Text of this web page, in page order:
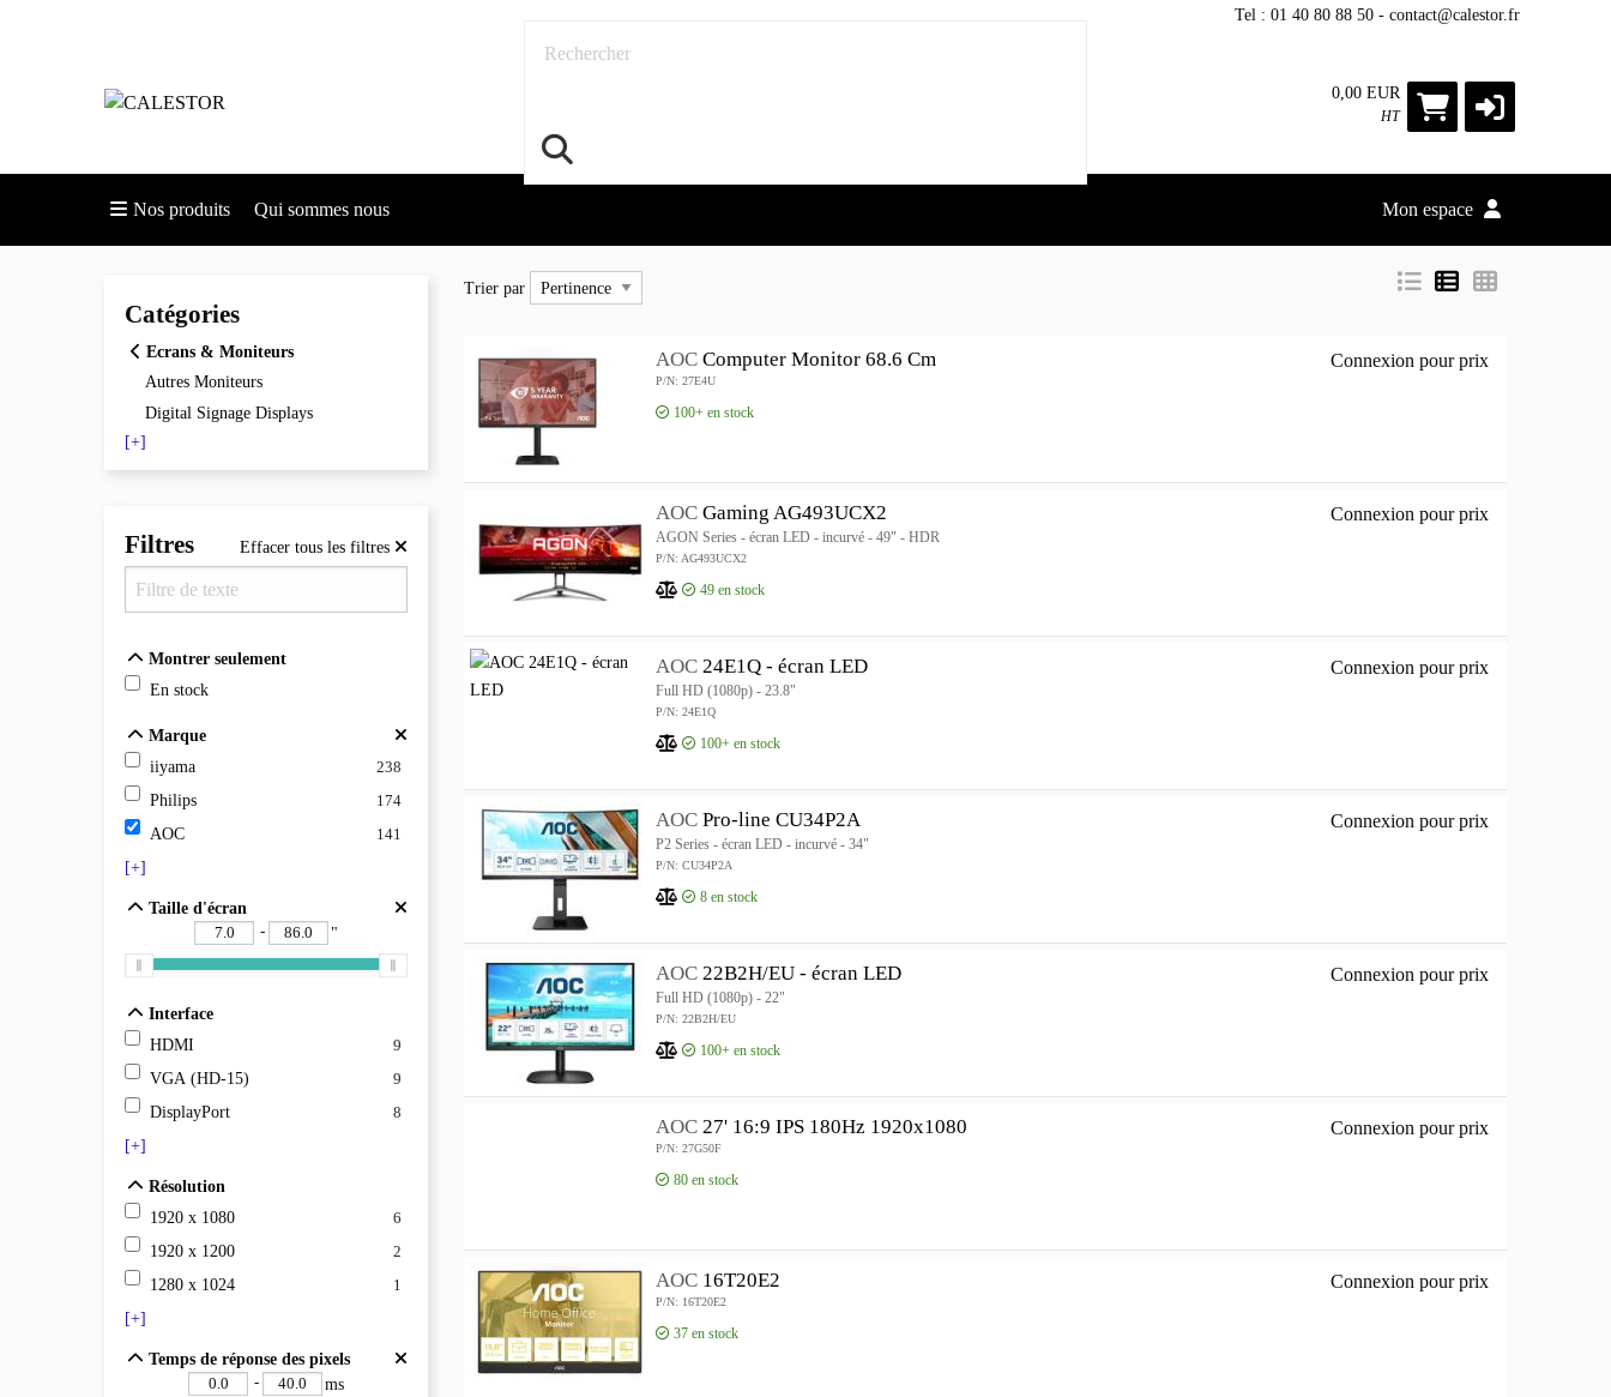
Tel : 01 40 80 88 50 - contact@calestor.fr
0,00 EUR
HT
Rechercher
Nos produits Qui sommes nous Mon espace
Catégories
Ecrans & Moniteurs
Autres Moniteurs
Digital Signage Displays
[+]
Filtres Effacer tous les filtres
Montrer seulement
En stock
Marque
iiyama
238
Philips
174
AOC
141
[+]
Taille d'écran
- "
Interface
HDMI
9
VGA (HD-15)
9
DisplayPort
8
[+]
Résolution
1920 x 1080
6
1920 x 1200
2
1280 x 1024
1
[+]
Temps de réponse des pixels
- ms
Trier par
Trier par
AOC Computer Monitor 68.6 Cm
P/N: 27E4U
100+ en stock
Connexion pour prix
AOC Gaming AG493UCX2
AGON Series - écran LED - incurvé - 49" - HDR
P/N: AG493UCX2
49 en stock
Connexion pour prix
AOC 24E1Q - écran LED
Full HD (1080p) - 23.8"
P/N: 24E1Q
100+ en stock
Connexion pour prix
AOC Pro-line CU34P2A
P2 Series - écran LED - incurvé - 34"
P/N: CU34P2A
8 en stock
Connexion pour prix
AOC 22B2H/EU - écran LED
Full HD (1080p) - 22"
P/N: 22B2H/EU
100+ en stock
Connexion pour prix
AOC 27' 16:9 IPS 180Hz 1920x1080
P/N: 27G50F
80 en stock
Connexion pour prix
AOC 16T20E2
P/N: 16T20E2
37 en stock
Connexion pour prix